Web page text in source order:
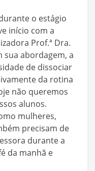
o estágio
início com a
Prof.ª Dra.
sua abordagem, a
de dissociar
da rotina
não queremos
alunos.
mulheres,
precisam de
durante a
da manhã e